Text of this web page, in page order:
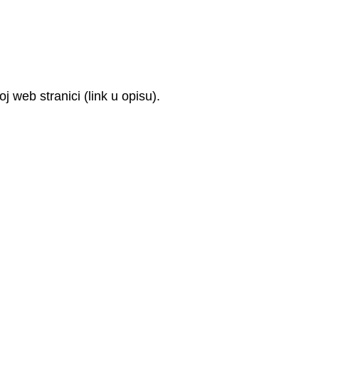
web stranici (link u opisu).